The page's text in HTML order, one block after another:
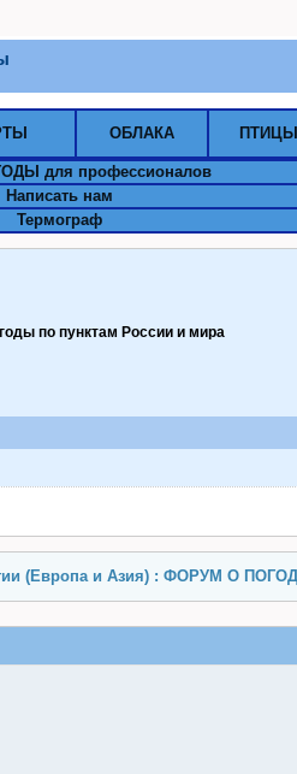
ОБЛАКА ПТИЦЫ
для профессионалов
Написать нам
Термограф
по пунктам Pоссии и мира
(Европа и Азия) : ФОРУМ О